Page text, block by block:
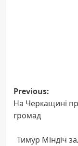
Post
Previous:
На Черкащині
громад
Тимур Міндіч